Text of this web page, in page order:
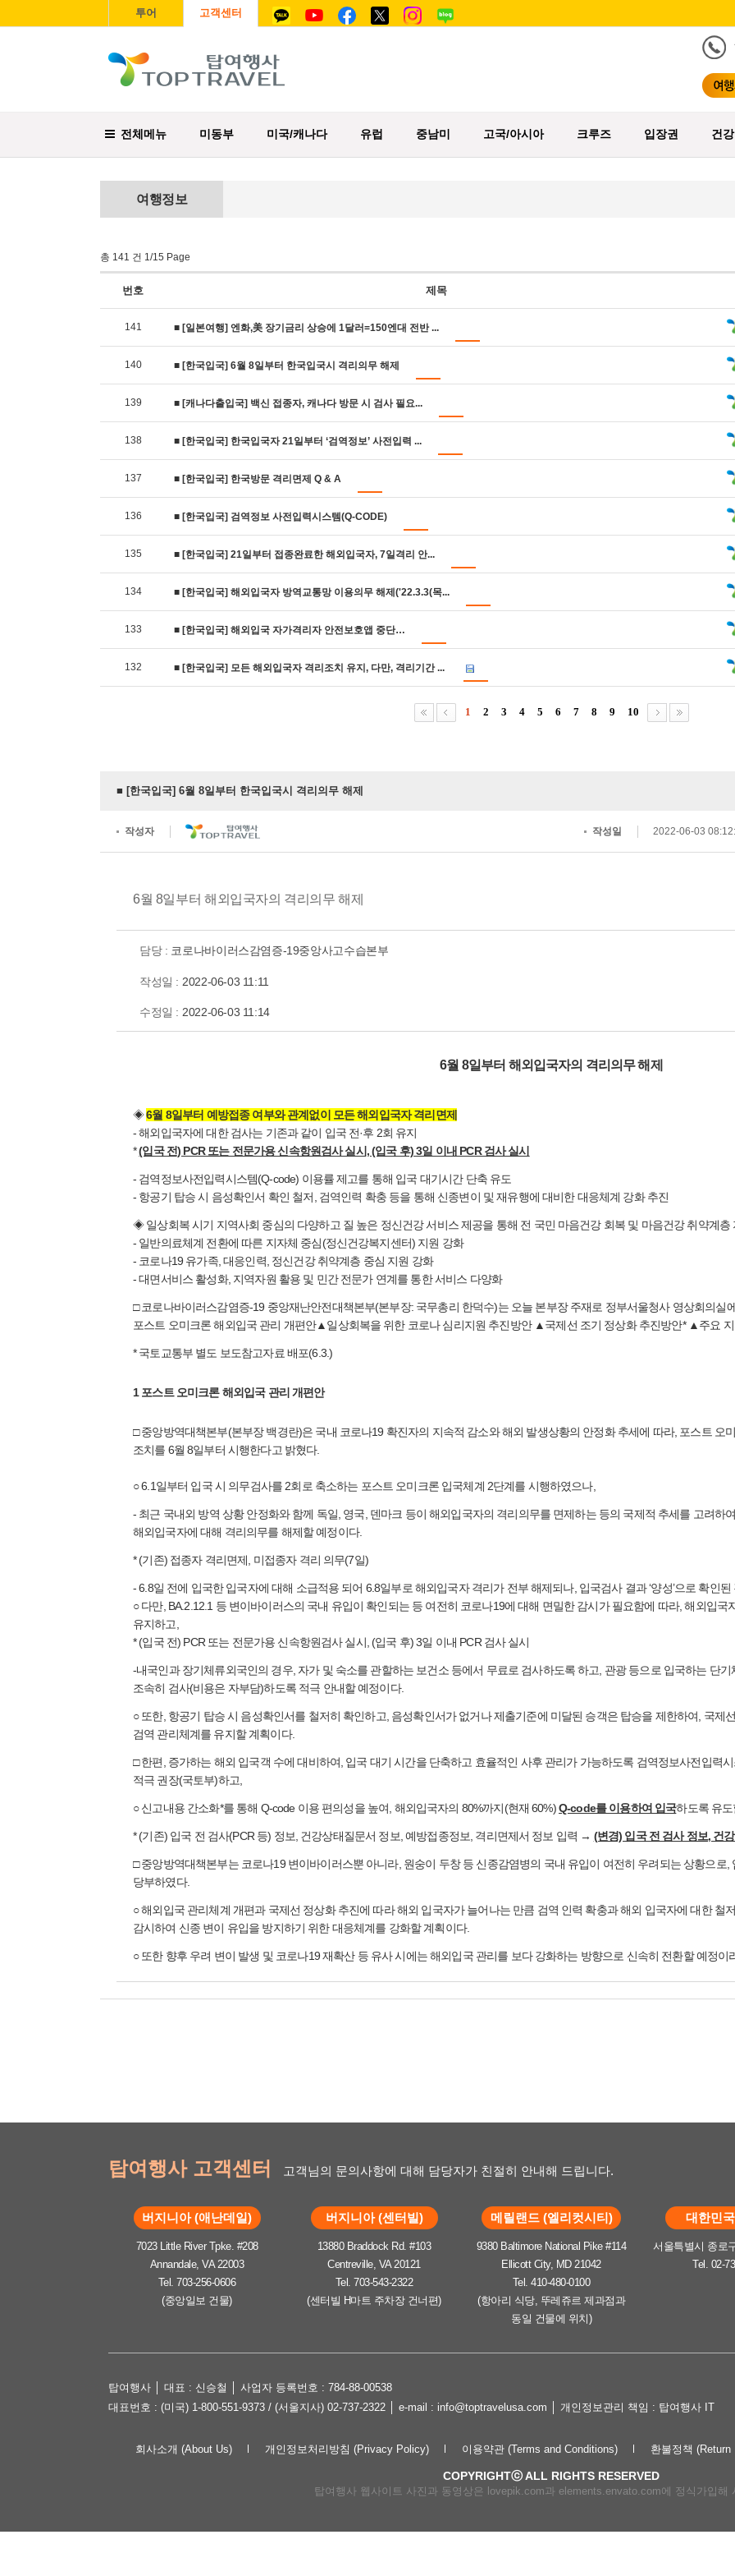
투어 고객센터
전체메뉴 미동부 미국/캐나다 유럽 중남미 고국/아시아 크루즈 입장권 건
여행정보
총 141 건 1/15 Page
번호 제목
141 ■ [일본여행] 엔화,美 장기금리 상승에 1달러=150엔대 전반 ...
140 ■ [한국입국] 6월 8일부터 한국입국시 격리의무 해제
139 ■ [캐나다출입국] 백신 접종자, 캐나다 방문 시 검사 필요...
138 ■ [한국입국] 한국입국자 21일부터 ‘검역정보’ 사전입력 ...
137 ■ [한국입국] 한국방문 격리면제 Q & A
136 ■ [한국입국] 검역정보 사전입력시스템(Q-CODE)
135 ■ [한국입국] 21일부터 접종완료한 해외입국자, 7일격리 안...
134 ■ [한국입국] 해외입국자 방역교통망 이용의무 해제('22.3.3(목...
133 ■ [한국입국] 해외입국 자가격리자 안전보호앱 중단…
132 ■ [한국입국] 모든 해외입국자 격리조치 유지, 다만, 격리기간 ...
1 2 3 4 5 6 7 8 9 10
■ [한국입국] 6월 8일부터 한국입국시 격리의무 해제
작성자 작성일 2022-06-03
6월 8일부터 해외입국자의 격리의무 해제
담당 : 코로나바이러스감염증-19중앙사고수습본부
작성일 : 2022-06-03 11:11
수정일 : 2022-06-03 11:14
6월 8일부터 해외입국자의 격리의무 해제
◈6월 8일부터 예방접종 여부와 관계없이 모든 해외입국자 격리면제
- 해외입국자에 대한 검사는 기존과 같이 입국 전·후 2회 유지
*(입국 전) PCR 또는 전문가용 신속항원검사 실시, (입국 후) 3일 이내 PCR 검사 실시
- 검역정보사전입력시스템(Q-code) 이용률 제고를 통해 입국 대기시간 단축 유도
- 항공기 탑승 시 음성확인서 확인 철저, 검역인력 확충 등을 통해 신종변이 및 재유행에 대비한 대응체계 강화 추진
◈ 일상회복 시기 지역사회 중심의 다양하고 질 높은 정신건강 서비스 제공을 통해 전 국민 마음건강 회복 및 마음건강 취약계층
- 일반의료체계 전환에 따른 지자체 중심(정신건강복지센터) 지원 강화
- 코로나19 유가족, 대응인력, 정신건강 취약계층 중심 지원 강화
- 대면서비스 활성화, 지역자원 활용 및 민간 전문가 연계를 통한 서비스 다양화
□ 코로나바이러스감염증-19 중앙재난안전대책본부(본부장: 국무총리 한덕수)는 오늘 본부장 주재로 정부서울청사 영상회의
포스트 오미크론 해외입국 관리 개편안▲일상회복을 위한 코로나 심리지원 추진방안 ▲국제선 조기 정상화 추진방안* ▲주요
* 국토교통부 별도 보도참고자료 배포(6.3.)
1 포스트 오미크론 해외입국 관리 개편안
□ 중앙방역대책본부(본부장 백경란)은 국내 코로나19 확진자의 지속적 감소와 해외 발생상황의 안정화 추세에 따라, 포스트 오
조치를 6월 8일부터 시행한다고 밝혔다.
○ 6.1일부터 입국 시 의무검사를 2회로 축소하는 포스트 오미크론 입국체계 2단계를 시행하였으나,
- 최근 국내외 방역 상황 안정화와 함께 독일, 영국, 덴마크 등이 해외입국자의 격리의무를 면제하는 등의 국제적 추세를 고려하
해외입국자에 대해 격리의무를 해제할 예정이다.
* (기존) 접종자 격리면제, 미접종자 격리 의무(7일)
- 6.8일 전에 입국한 입국자에 대해 소급적용 되어 6.8일부로 해외입국자 격리가 전부 해제되나, 입국검사 결과 ‘양성’으로 확인
○ 다만, BA.2.12.1 등 변이바이러스의 국내 유입이 확인되는 등 여전히 코로나19에 대해 면밀한 감시가 필요함에 따라, 해외입국
유지하고,
* (입국 전) PCR 또는 전문가용 신속항원검사 실시, (입국 후) 3일 이내 PCR 검사 실시
-내국인과 장기체류외국인의 경우, 자가 및 숙소를 관할하는 보건소 등에서 무료로 검사하도록 하고, 관광 등으로 입국하는 단
조속히 검사(비용은 자부담)하도록 적극 안내할 예정이다.
○ 또한, 항공기 탑승 시 음성확인서를 철저히 확인하고, 음성확인서가 없거나 제출기준에 미달된 승객은 탑승을 제한하여, 국제
검역 관리체계를 유지할 계획이다.
□ 한편, 증가하는 해외 입국객 수에 대비하여, 입국 대기 시간을 단축하고 효율적인 사후 관리가 가능하도록 검역정보사전입력
적극 권장(국토부)하고,
○ 신고내용 간소화*를 통해 Q-code 이용 편의성을 높여, 해외입국자의 80%까지(현재 60%)Q-code를 이용하여 입국하도록 유
* (기존) 입국 전 검사(PCR 등) 정보, 건강상태질문서 정보, 예방접종정보, 격리면제서 정보 입력 → (변경) 입국 전 검사 정보, 건
□ 중앙방역대책본부는 코로나19 변이바이러스뿐 아니라, 원숭이 두창 등 신종감염병의 국내 유입이 여전히 우려되는 상황으로
당부하였다.
○ 해외입국 관리체계 개편과 국제선 정상화 추진에 따라 해외 입국자가 늘어나는 만큼 검역 인력 확충과 해외 입국자에 대한 철
감시하여 신종 변이 유입을 방지하기 위한 대응체계를 강화할 계획이다.
○ 또한 향후 우려 변이 발생 및 코로나19 재확산 등 유사 시에는 해외입국 관리를 보다 강화하는 방향으로 신속히 전환할 예정이
탑여행사 고객센터 고객님의 문의사항에 대해 담당자가 친절히 안내해 드립니다.
버지니아 (애난데일)
7023 Little River Tpke. #208
Annandale, VA 22003
Tel. 703-256-0606
(중앙일보 건물)
버지니아 (센터빌)
13880 Braddock Rd. #103
Centreville, VA 20121
Tel. 703-543-2322
(센터빌 H마트 주차장 건너편)
메릴랜드 (엘리컷시티)
9380 Baltimore National Pike #114
Ellicott City, MD 21042
Tel. 410-480-0100
(항아리 식당, 뚜레쥬르 제과점과
동일 건물에 위치)
대한민
서울특별시 종로
Tel. 02-
탑여행사 │ 대표 : 신승철 │ 사업자 등록번호 : 784-88-00538
대표번호 : (미국) 1-800-551-9373 / (서울지사) 02-737-2322 │ e-mail : info@toptravelusa.com │ 개인정보관리 책임 : 탑여행사 IT
회사소개 (About Us) 개인정보처리방침 (Privacy Policy) 이용약관 (Terms and Conditions) 환불정책 (Return
COPYRIGHTⓒ ALL RIGHTS RESERVED
탑여행사 웹사이트 사진과 동영상은 lovepik.com과 elements.envato.com에 정식가입해